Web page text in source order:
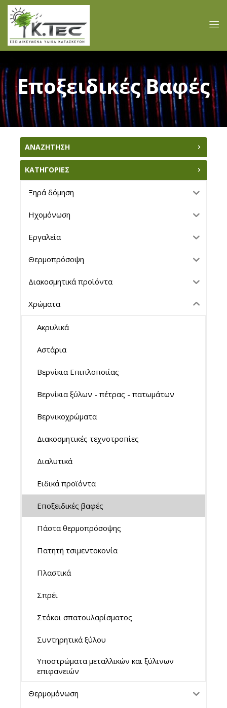
Εποξειδικές Βαφές
ΑΝΑΖΗΤΗΣΗ
ΚΑΤΗΓΟΡΙΕΣ
Ξηρά δόμηση
Ηχομόνωση
Εργαλεία
Θερμοπρόσοψη
Διακοσμητικά προϊόντα
Χρώματα
Ακρυλικά
Αστάρια
Βερνίκια Επιπλοποιίας
Βερνίκια ξύλων - πέτρας - πατωμάτων
Βερνικοχρώματα
Διακοσμητικές τεχνοτροπίες
Διαλυτικά
Ειδικά προϊόντα
Εποξειδικές βαφές
Πάστα θερμοπρόσοψης
Πατητή τσιμεντοκονία
Πλαστικά
Σπρέι
Στόκοι σπατουλαρίσματος
Συντηρητικά ξύλου
Υποστρώματα μεταλλικών και ξύλινων
επιφανειών
Θερμομόνωση